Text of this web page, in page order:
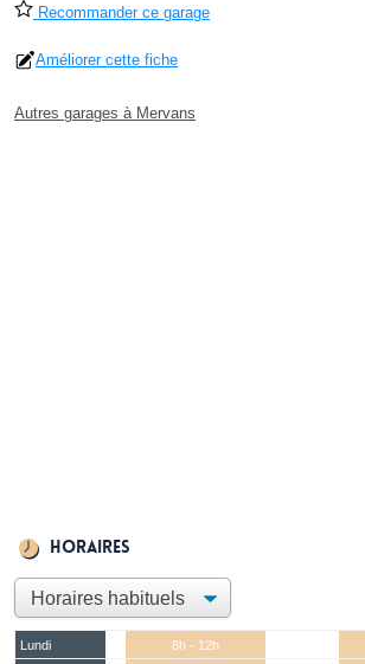
Recommander ce garage
Améliorer cette fiche
Autres garages à Mervans
Horaires
Lundi 8h - 12h